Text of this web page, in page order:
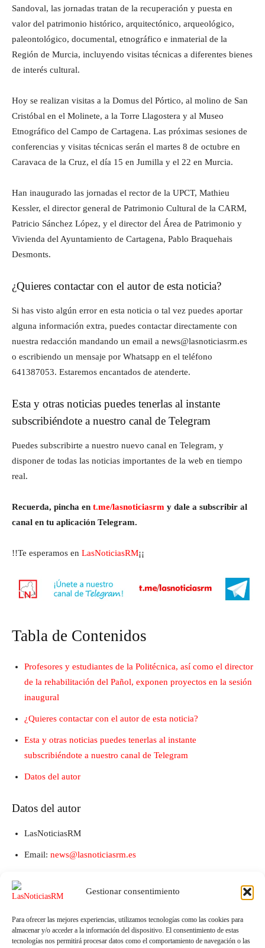
Gestionar consentimiento
Para ofrecer las mejores experiencias, utilizamos tecnologías como las cookies para
almacenar y/o acceder a la información del dispositivo. El consentimiento de estas
tecnologías nos permitirá procesar datos como el comportamiento de navegación o las
Sandoval, las jornadas tratan de la recuperación y puesta en
valor del patrimonio histórico, arquitectónico, arqueológico,
paleontológico, documental, etnográfico e inmaterial de la
Región de Murcia, incluyendo visitas técnicas a diferentes bienes
de interés cultural.
Hoy se realizan visitas a la Domus del Pórtico, al molino de San
Cristóbal en el Molinete, a la Torre Llagostera y al Museo
Etnográfico del Campo de Cartagena. Las próximas sesiones de
conferencias y visitas técnicas serán el martes 8 de octubre en
Caravaca de la Cruz, el día 15 en Jumilla y el 22 en Murcia.
Han inaugurado las jornadas el rector de la UPCT, Mathieu
Kessler, el director general de Patrimonio Cultural de la CARM,
Patricio Sánchez López, y el director del Área de Patrimonio y
Vivienda del Ayuntamiento de Cartagena, Pablo Braquehais
Desmonts.
¿Quieres contactar con el autor de esta noticia?
Si has visto algún error en esta noticia o tal vez puedes aportar
alguna información extra, puedes contactar directamente con
nuestra redacción mandando un email a news@lasnoticiasrm.es
o escribiendo un mensaje por Whatsapp en el teléfono
641387053. Estaremos encantados de atenderte.
Esta y otras noticias puedes tenerlas al instante
subscribiéndote a nuestro canal de Telegram
Puedes subscribirte a nuestro nuevo canal en Telegram, y
disponer de todas las noticias importantes de la web en tiempo
real.
Recuerda, pincha en t.me/lasnoticiasrm y dale a subscribir al
canal en tu aplicación Telegram.
!!Te esperamos en LasNoticiasRM¡¡
Tabla de Contenidos
Profesores y estudiantes de la Politécnica, así como el director
de la rehabilitación del Pañol, exponen proyectos en la sesión
inaugural
¿Quieres contactar con el autor de esta noticia?
Esta y otras noticias puedes tenerlas al instante
subscribiéndote a nuestro canal de Telegram
Datos del autor
Datos del autor
LasNoticiasRM
Email: news@lasnoticiasrm.es